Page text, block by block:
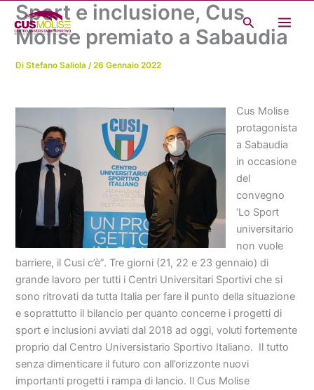
contenuto
Cerca
Sport e inclusione, Cus
Molise premiato a Sabaudia
DiStefano Saliola/26 Gennaio 2022
Cus Molise
protagonista
a Sabaudia
in occasione
del
convegno
‘Lo Sport
universitario
non vuole
barriere, il Cusi c’è”. Tre giorni (21, 22 e 23 gennaio) di
grande lavoro per tutti i Centri Universitari Sportivi che si
sono ritrovati da tutta Italia per fare il punto della situazione
e soprattutto il bilancio per quanto concerne i progetti di
sport e inclusioni avviati dal 2018 ad oggi, voluti fortemente
proprio dal Centro Universistario Sportivo Italiano. Il tutto
senza dimenticare il futuro con all’orizzonte nuovi
importanti progetti i rampa di lancio. Il Cus Molise